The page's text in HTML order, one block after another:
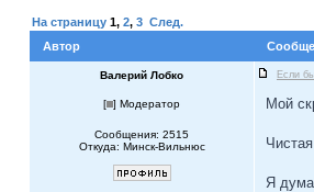
На страницу 1, 2, 3 След.
Автор
Валерий Лобко Если
[ ] Модератор
Сообщения: 2515
Откуда: Минск-Вильнюс
Мой
Я